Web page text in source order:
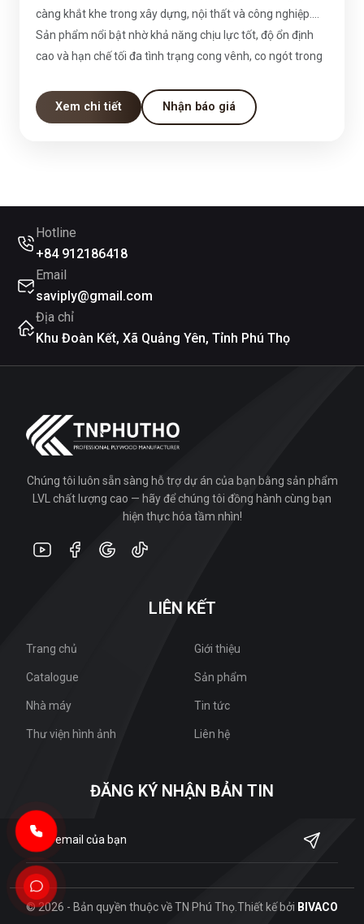
càng khắt khe trong xây dựng, nội thất và công nghiệp.
Sản phẩm nổi bật nhờ khả năng chịu lực tốt, độ ổn định
cao và hạn chế tối đa tình trạng cong vênh, co ngót trong
tảng, LVL plywood không chỉ là vật liệu thay thế hiệu quả
cho gỗ tự nhiên mà còn mang lại giá trị sử dụng lâu dài và
Xem chi tiết Nhận báo giá
Hotline
+84 912186418
Email
saviply@gmail.com
Địa chỉ
Khu Đoàn Kết, Xã Quảng Yên, Tỉnh Phú Thọ
Chúng tôi luôn sẵn sàng hỗ trợ dự án của bạn bằng sản phẩm
LVL chất lượng cao — hãy để chúng tôi đồng hành cùng bạn
hiện thực hóa tầm nhìn!
LIÊN KẾT
Trang chủ Giới thiệu
Catalogue Sản phẩm
Nhà máy Tin tức
Thư viện hình ảnh Liên hệ
ĐĂNG KÝ NHẬN BẢN TIN
© 2026 - Bản quyền thuộc về TN Phú Thọ.Thiết kế bởi BIVACO